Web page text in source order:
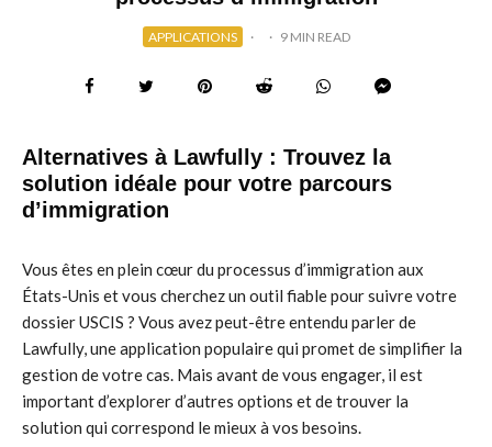
APPLICATIONS · · 9 MIN READ
Alternatives à Lawfully : Trouvez la
solution idéale pour votre parcours
d’immigration
Vous êtes en plein cœur du processus d’immigration aux
États-Unis et vous cherchez un outil fiable pour suivre votre
dossier USCIS ? Vous avez peut-être entendu parler de
Lawfully, une application populaire qui promet de simplifier la
gestion de votre cas. Mais avant de vous engager, il est
important d’explorer d’autres options et de trouver la
solution qui correspond le mieux à vos besoins.